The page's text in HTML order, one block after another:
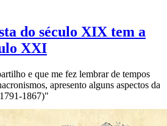
do século XIX tem a
XXI
e que me fez lembrar de tempos
apresento alguns aspectos da
1867)"